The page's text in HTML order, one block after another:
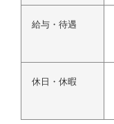
給与・待遇
休日・休暇